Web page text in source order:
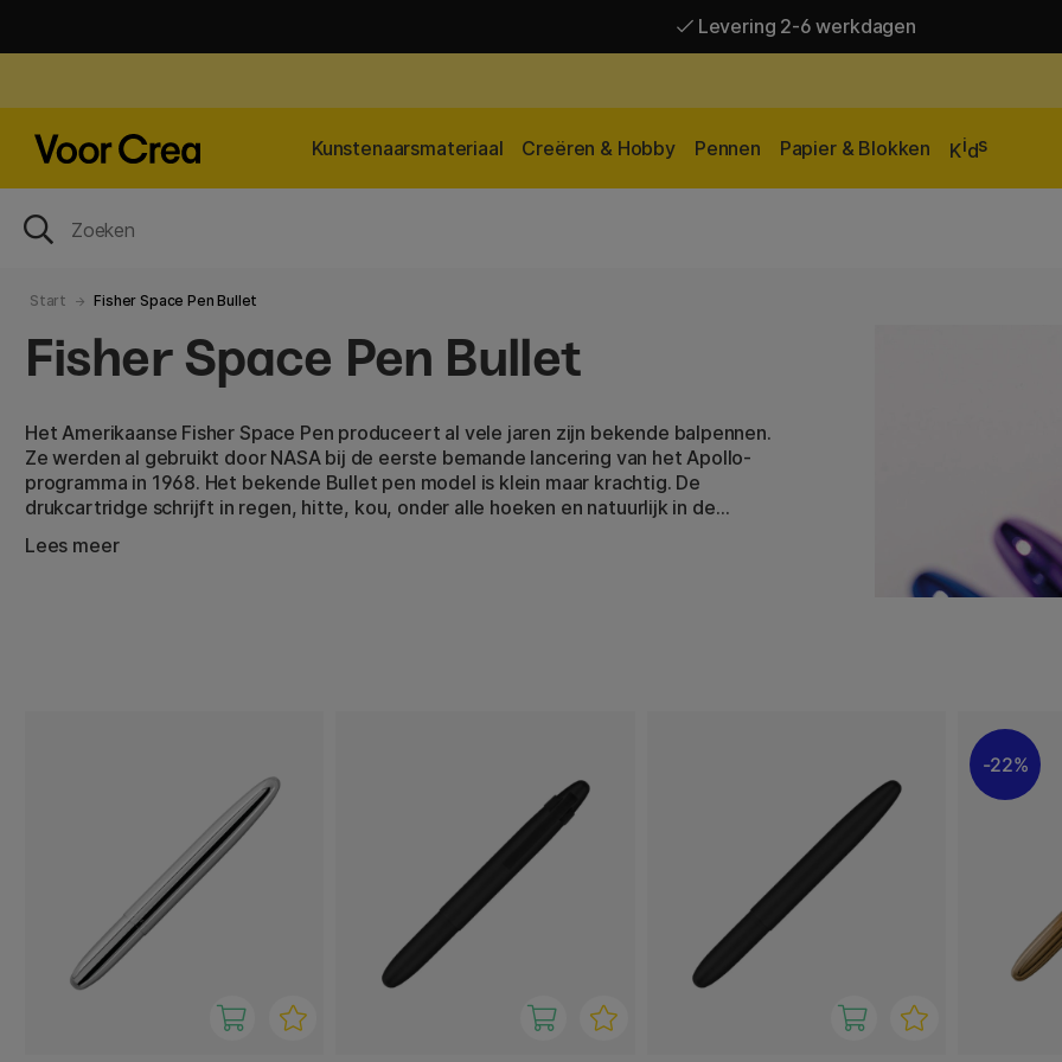
Levering 2-6 werkdagen
Kunstenaarsmateriaal Creëren & Hobby Pennen Papier & Blokken Kids
Start Fisher Space Pen Bullet
Fisher Space Pen Bullet
Het Amerikaanse Fisher Space Pen produceert al vele jaren zijn bekende balpennen.
Ze werden al gebruikt door NASA bij de eerste bemande lancering van het Apollo-
programma in 1968. Het bekende Bullet pen model is klein maar krachtig. De
drukcartridge schrijft in regen, hitte, kou, onder alle hoeken en natuurlijk in de
ruimte. De Bullet is volledig van metaal en heeft een lengte van 95 mm gesloten en
133 mm open. Hier verkrijgbaar in verschillende kleuren en met of zonder clip!
Lees meer
22%